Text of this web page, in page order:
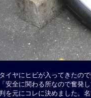
イヤにヒビが入ってきたので
安全に関わる所なので奮発
を元にコレに決めました。